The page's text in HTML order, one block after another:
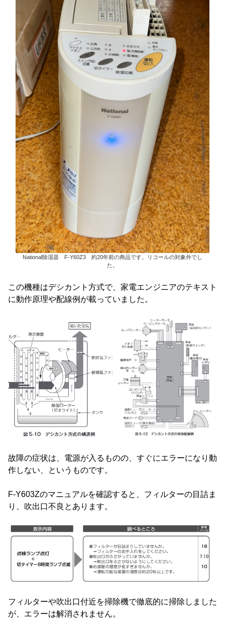
National除湿器 F-Y60Z3 約20年前の商品です。リコールの対象外でし
た。
この機種はデシカント方式で、家電エンジニアのテキスト
に動作原理や配線例が載っていました。
故障の症状は、電源が入るものの、すぐにエラーになり動
作しない、というものです。
F-Y603Zのマニュアルを確認すると、フィルターの目詰ま
り、吹出口不良とあります。
フィルターや吹出口付近を掃除機で徹底的に掃除しました
が、エラーは解消されません。